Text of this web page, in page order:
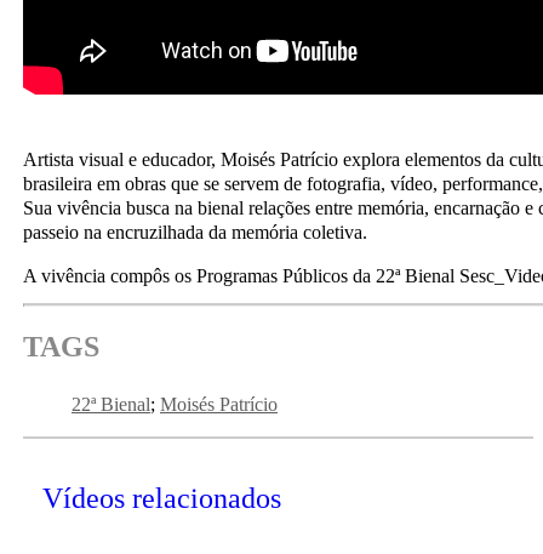
Artista visual e educador, Moisés Patrício explora elementos da
brasileira em obras que se servem de fotografia, vídeo,
Sua vivência busca na bienal relações entre memória, encarnação e
passeio na encruzilhada da memória coletiva.
A vivência compôs os Programas Públicos da 22ª Bienal
TAGS
22ª Bienal Moisés Patrício
Vídeos relacionados